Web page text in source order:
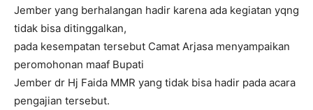
Jember yang berhalangan hadir karena ada kegiatan yqng
tidak bisa ditinggalkan,
pada kesempatan tersebut Camat Arjasa menyampaikan
peromohonan maaf Bupati
Jember dr Hj Faida MMR yang tidak bisa hadir pada acara
pengajian tersebut.